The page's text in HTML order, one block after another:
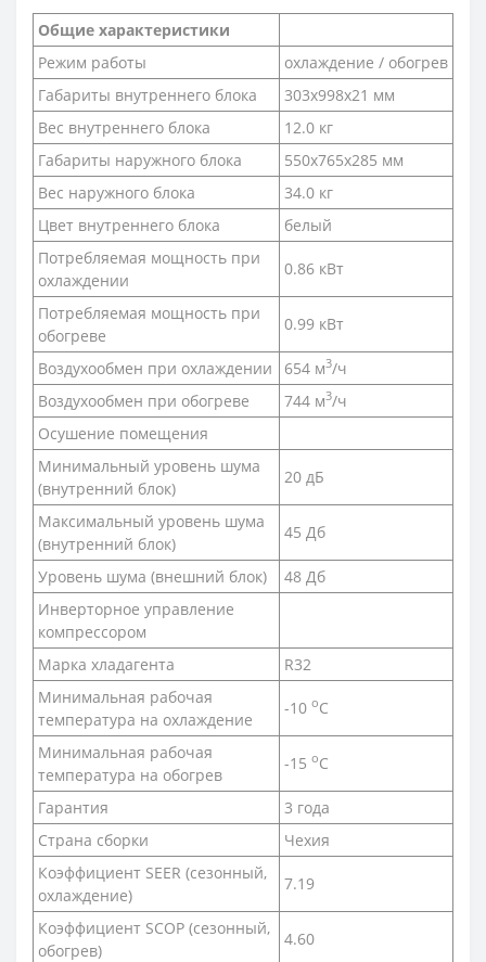
Общие характеристики
Режим работы
охлаждение / обогрев
Габариты внутреннего блока
303x998x21 мм
Вес внутреннего блока
12.0 кг
Габариты наружного блока
550x765x285 мм
Вес наружного блока
34.0 кг
Цвет внутреннего блока
белый
Потребляемая мощность при
охлаждении
0.86 кВт
Потребляемая мощность при
обогреве
0.99 кВт
Воздухообмен при охлаждении 654 м3/ч
Воздухообмен при обогреве
744 м3/ч
Осушение помещения
Минимальный уровень шума
(внутренний блок)
20 дБ
Максимальный уровень шума
(внутренний блок)
45 Дб
Уровень шума (внешний блок)
48 Дб
Инверторное управление
компрессором
Марка хладагента
R32
Минимальная рабочая
температура на охлаждение
-10 oC
Минимальная рабочая
температура на обогрев
-15 oC
Гарантия
3 года
Страна сборки
Чехия
Коэффициент SEER (сезонный,
охлаждение)
7.19
Коэффициент SCOP (сезонный,
обогрев)
4.60